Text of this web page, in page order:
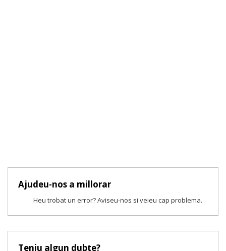
Ajudeu-nos a millorar
Heu trobat un error? Aviseu-nos si veieu cap problema.
Teniu algun dubte?